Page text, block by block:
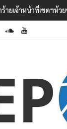
ไลง์’ เยือนไทย ขึงป้า